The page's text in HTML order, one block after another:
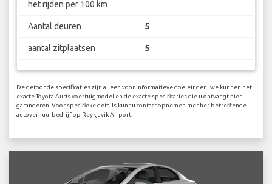
het rijden per 100 km
Aantal deuren 5
aantal zitplaatsen 5
De getoonde specificaties zijn alleen voor informatieve doeleinden, we kunnen het
exacte Toyota Auris voertuigmodel en de exacte specificaties die u ontvangt niet
garanderen. Voor specifieke details kunt u contact opnemen met het betreffende
autoverhuurbedrijf op Reykjavik Airport.